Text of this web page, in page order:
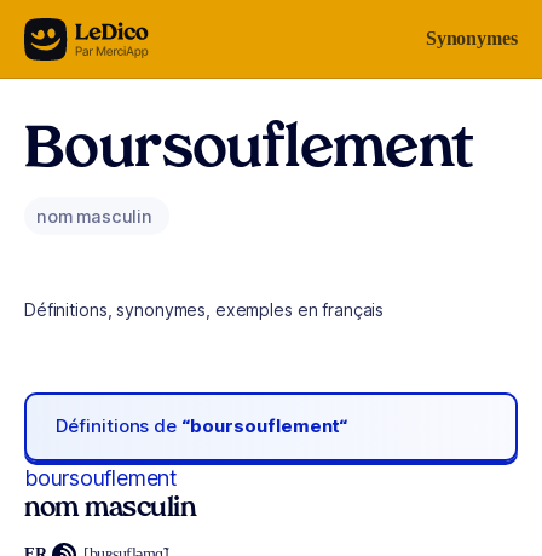
Aller au contenu Synonymes
Boursouflement
nom masculin
Définitions, synonymes, exemples en français
Définitions de “boursouflement“
boursouflement
nom masculin